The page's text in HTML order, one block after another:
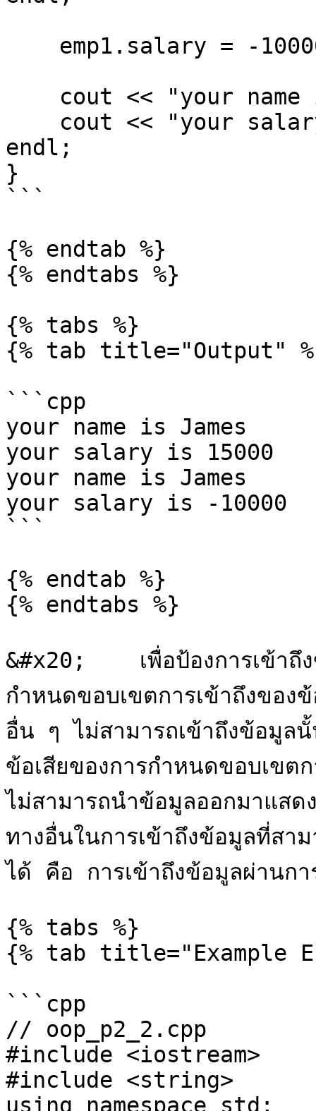
endl;
}
```
{% endtab %}
{% endtabs %}
{% tabs %}
{% tab title="Output"
```cpp
your name is James
your salary is 15000
your name is James
your salary is -10000
```
{% endtab %}
{% endtabs %}
&#x20;    เพื่อป้องการเข้าถึ
กำหนดขอบเขตการเข้าถึงข
อื่น ๆ ไม่สามารถเข้าถึงข้อมูล
ข้อเสียของการกำหนดขอบเข
ไม่สามารถนำข้อมูลออกมาแส
ทางอื่นในการเข้าถึงข้อมูลที่ส
ได้ คือ การเข้าถึงข้อมูลผ่านกา
{% tabs %}
{% tab title="Example
```cpp
// oop_p2_2.cpp
#include <iostream>
#include <string>
using namespace std;